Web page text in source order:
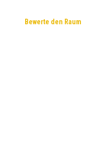
Bewerte den Raum